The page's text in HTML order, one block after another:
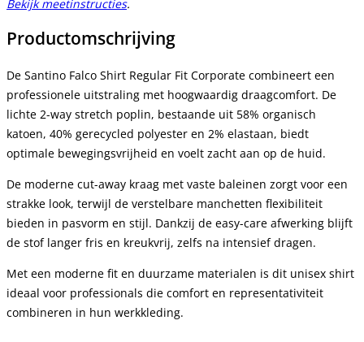
Bekijk meetinstructies.
Productomschrijving
De Santino Falco Shirt Regular Fit Corporate combineert een
professionele uitstraling met hoogwaardig draagcomfort. De
lichte 2-way stretch poplin, bestaande uit 58% organisch
katoen, 40% gerecycled polyester en 2% elastaan, biedt
optimale bewegingsvrijheid en voelt zacht aan op de huid.
De moderne cut-away kraag met vaste baleinen zorgt voor een
strakke look, terwijl de verstelbare manchetten flexibiliteit
bieden in pasvorm en stijl. Dankzij de easy-care afwerking blijft
de stof langer fris en kreukvrij, zelfs na intensief dragen.
Met een moderne fit en duurzame materialen is dit unisex shirt
ideaal voor professionals die comfort en representativiteit
combineren in hun werkkleding.